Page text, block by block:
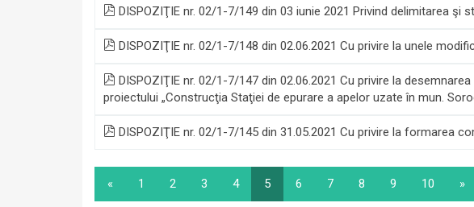
DISPOZIŢIE nr. 02/1-7/149 din 03 iunie 2021 Privind delimitarea
DISPOZIŢIE nr. 02/1-7/148 din 02.06.2021 Cu privire la unele
DISPOZIŢIE nr. 02/1-7/147 din 02.06.2021 Cu privire la
proiectului „Construcţia Staţiei de epurare a apelor uzate în mun.
DISPOZIŢIE nr. 02/1-7/145 din 31.05.2021 Cu privire la formarea
« 1 2 3 4 5 6 7 8 9 10 »